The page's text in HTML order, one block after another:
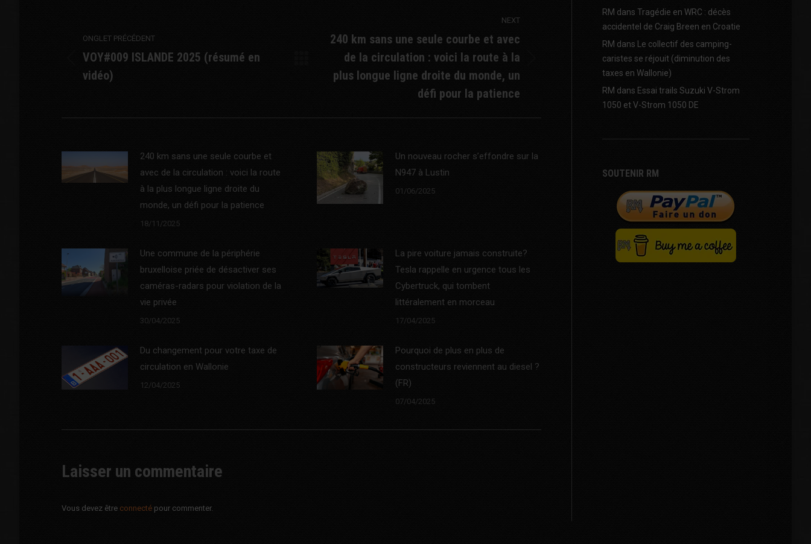
navigation
ONGLET PRÉCÉDENT
Previous
post:
VOY#009 ISLANDE 2025 (résumé en
vidéo)
NEXT
post:
240 km sans une seule courbe et avec
de la circulation : voici la route à la
plus longue ligne droite du monde, un
défi pour la patience
240 km sans une seule courbe et
avec de la circulation : voici la route
à la plus longue ligne droite du
monde, un défi pour la patience
18/11/2025
Un nouveau rocher s’effondre sur la
N947 à Lustin
01/06/2025
Une commune de la périphérie
bruxelloise priée de désactiver ses
caméras-radars pour violation de la
vie privée
30/04/2025
La pire voiture jamais construite?
Tesla rappelle en urgence tous les
Cybertruck, qui tombent
littéralement en morceau
17/04/2025
Du changement pour votre taxe de
circulation en Wallonie
12/04/2025
Pourquoi de plus en plus de
constructeurs reviennent au diesel ?
(FR)
07/04/2025
Laisser un commentaire
Vous devez être connecté pour commenter.
RM dans Tragédie en WRC : décès
accidentel de Craig Breen en Croatie
RM dans
Le collectif des camping-
caristes se réjouit (diminution des
taxes en Wallonie)
RM dans Essai trails Suzuki V-Strom
1050 et V-Strom 1050 DE
SOUTENIR RM